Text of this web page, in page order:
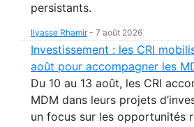
persistants.
Ilyasse Rhamir- 7 août 2026
Investissement : les CRI
août pour accompagner les
Du 10 au 13 août, les CRI
MDM dans leurs projets
un focus sur les opportunités